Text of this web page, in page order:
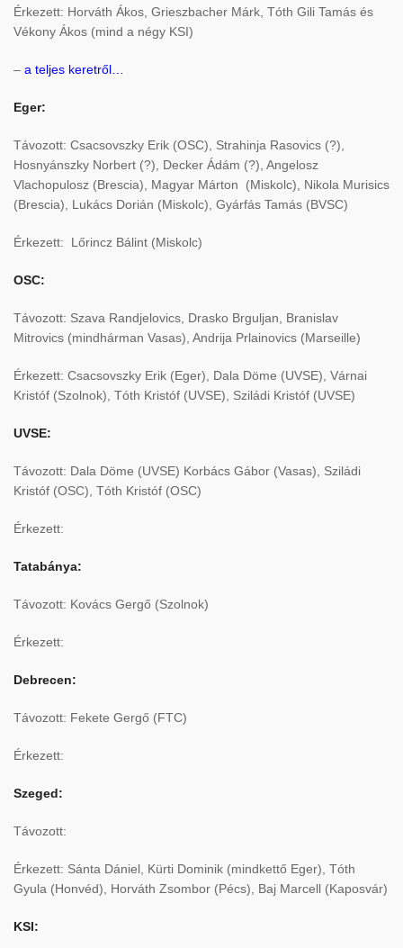
Érkezett: Horváth Ákos, Grieszbacher Márk, Tóth Gili Tamás és
Vékony Ákos (mind a négy KSI)
– a teljes keretről…
Eger:
Távozott: Csacsovszky Erik (OSC), Strahinja Rasovics (?),
Hosnyánszky Norbert (?), Decker Ádám (?), Angelosz
Vlachopulosz (Brescia), Magyar Márton (Miskolc), Nikola Murisics
(Brescia), Lukács Dorián (Miskolc), Gyárfás Tamás (BVSC)
Érkezett: Lőrincz Bálint (Miskolc)
OSC:
Távozott: Szava Randjelovics, Drasko Brguljan, Branislav
Mitrovics (mindhárman Vasas), Andrija Prlainovics (Marseille)
Érkezett: Csacsovszky Erik (Eger), Dala Döme (UVSE), Várnai
Kristóf (Szolnok), Tóth Kristóf (UVSE), Sziládi Kristóf (UVSE)
UVSE:
Távozott: Dala Döme (UVSE) Korbács Gábor (Vasas), Sziládi
Kristóf (OSC), Tóth Kristóf (OSC)
Érkezett:
Tatabánya:
Távozott: Kovács Gergő (Szolnok)
Érkezett:
Debrecen:
Távozott: Fekete Gergő (FTC)
Érkezett:
Szeged:
Távozott:
Érkezett: Sánta Dániel, Kürti Dominik (mindkettő Eger), Tóth
Gyula (Honvéd), Horváth Zsombor (Pécs), Baj Marcell (Kaposvár)
KSI: